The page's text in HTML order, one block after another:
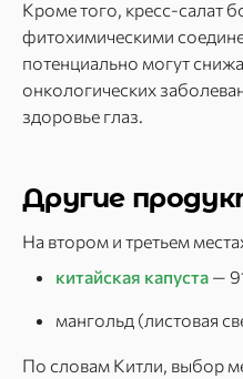
Кроме того, кресс-салат
фитохимическими
потенциально могут
онкологических
здоровье глаз.
Другие
На втором и третьем
китайская капуста —
мангольд (листовая
По словам Китли, выбор